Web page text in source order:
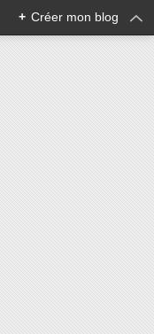
+ Créer mon blog